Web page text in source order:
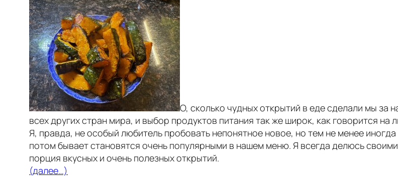
О, сколько чудных открытий в еде сделали мы
всех других стран мира, и выбор продуктов питания так же широк, как говорится
Я, правда, не особый любитель пробовать непонятное новое, но тем не менее
потом бывает становятся очень популярными в нашем меню. Я всегда делюсь
порция вкусных и очень полезных открытий.
(далее…)